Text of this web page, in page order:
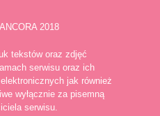
2018
tekstów oraz zdjęć
serwisu oraz ich
jak również
wyłącznie za pisemną
serwisu.